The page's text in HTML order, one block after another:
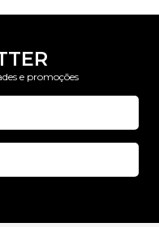
e promoções